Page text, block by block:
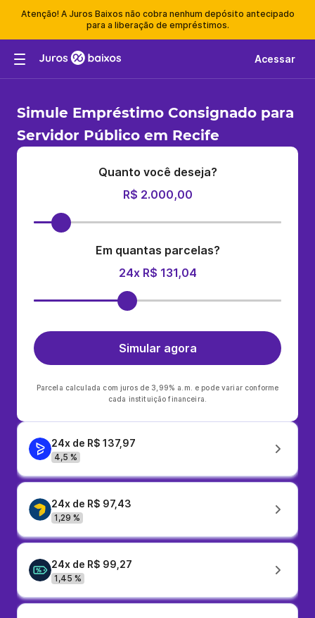
Atenção! A Juros Baixos não cobra nenhum depósito antecipado
para a liberação de empréstimos.
Acessar
Simule Empréstimo Consignado para
Servidor Público em Recife
Quanto você deseja?
R$ 2.000,00
Em quantas parcelas?
24x R$ 131,04
Simular agora
Parcela calculada com juros de 3,99% a.m. e pode variar conforme
cada instituição financeira.
24x de R$ 137,97
4,5 %
24x de R$ 97,43
1,29 %
24x de R$ 99,27
1,45 %